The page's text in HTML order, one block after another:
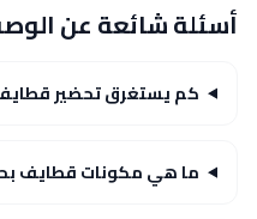
أسئلة شائعة عن
كم يستغرق تحضير
ما هي مكونات قطايف